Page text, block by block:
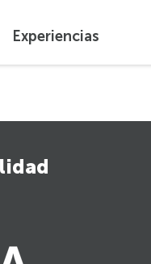
Experiencias